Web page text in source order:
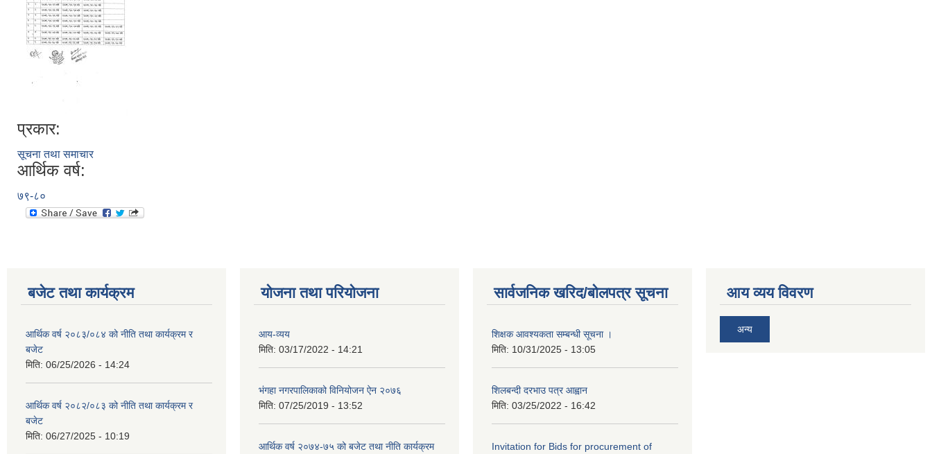
प्रकार:
सूचना तथा समाचार
आर्थिक वर्ष:
७९-८०
बजेट तथा कार्यक्रम
आर्थिक वर्ष २०८३/०८४ को नीति तथा कार्यक्रम र
बजेट
मिति: 06/25/2026 - 14:24
आर्थिक वर्ष २०८२/०८३ को नीति तथा कार्यक्रम र
बजेट
मिति: 06/27/2025 - 10:19
योजना तथा परियोजना
आय-व्यय
मिति: 03/17/2022 - 14:21
भंगहा नगरपालिकाको विनियोजन ऐन २०७६
मिति: 07/25/2019 - 13:52
आर्थिक वर्ष २०७४-७५ को बजेट तथा नीति कार्यक्रम
सार्वजनिक खरिद/बोलपत्र सूचना
शिक्षक आवश्यकता सम्बन्धी सूचना ।
मिति: 10/31/2025 - 13:05
शिलबन्दी दरभाउ पत्र आह्वान
मिति: 03/25/2022 - 16:42
Invitation for Bids for procurement of
आय व्यय विवरण
अन्य